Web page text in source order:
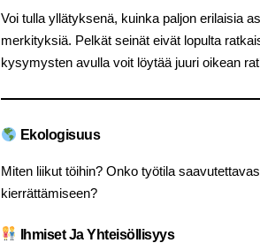
Voi tulla yllätyksenä, kuinka paljon erilaisia
merkityksiä. Pelkät seinät eivät lopulta
kysymysten avulla voit löytää juuri oikean
Ekologisuus
Miten liikut töihin? Onko työtila
kierrättämiseen?
Ihmiset Ja Yhteisöllisyys